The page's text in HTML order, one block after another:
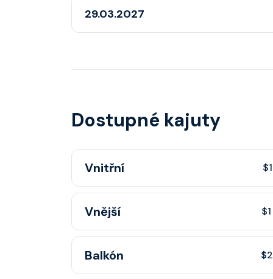
29.03.2027
Dostupné kajuty
Vnitřní
Vnitřní kajuta poskytuje pohovku, fén,
sprchou, šatnu, nastavitelnou klimatizaci,
telefon, noční stolky, trezor.
Vnější
Vnější kajuta s oknem poskytuje pohovku,
Balkón